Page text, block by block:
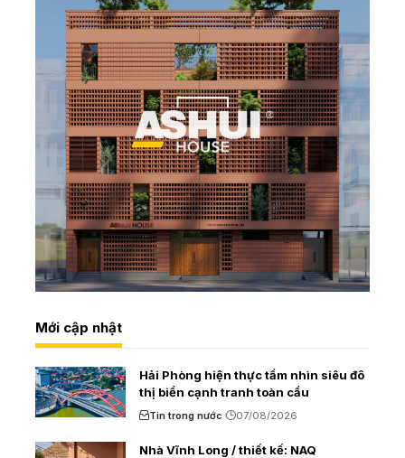
Mới cập nhật
Hải Phòng hiện thực tầm nhìn siêu đô
thị biển cạnh tranh toàn cầu
Tin trong nước 07/08/2026
Nhà Vĩnh Long / thiết kế: NAQ